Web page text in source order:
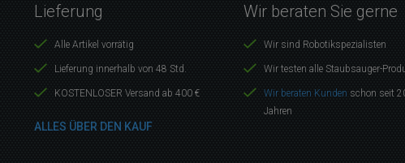
Lieferung
Alle Artikel vorrätig
Lieferung innerhalb von 48 Std.
KOSTENLOSER Versand ab 400 €
ALLES ÜBER DEN KAUF
Wir beraten Sie gerne
Wir sind Robotikspezialisten
Wir testen alle Staubsauger-
Wir beraten Kunden schon seit
Jahren